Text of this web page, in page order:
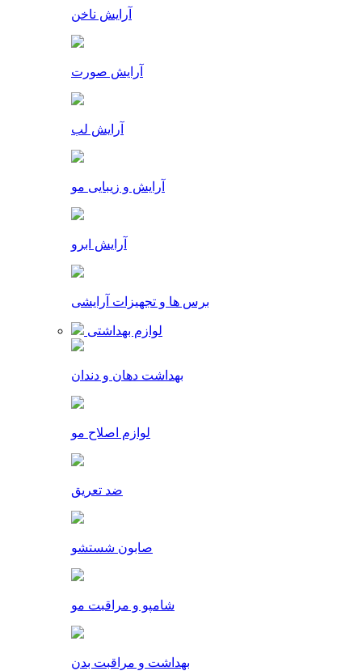
آرایش ناخن
آرایش صورت
آرایش لب
آرایش و زیبایی مو
آرایش ابرو
برس ها و تجهیزات آرایشی
لوازم بهداشتی
بهداشت دهان و دندان
لوازم اصلاح مو
ضد تعریق
صابون شستشو
شامپو و مراقبت مو
بهداشت و مراقبت بدن